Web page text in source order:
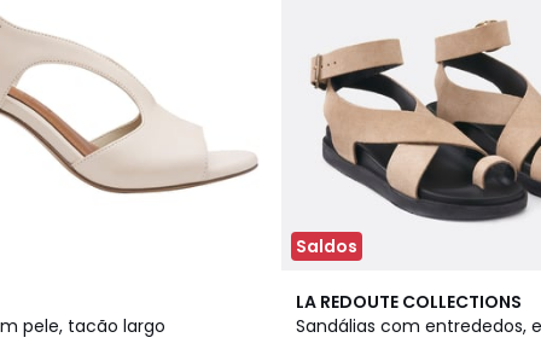
pele, tacão largo
Saldos
LA REDOUTE COLLECTIONS
Sandálias com entrededos,
4
/